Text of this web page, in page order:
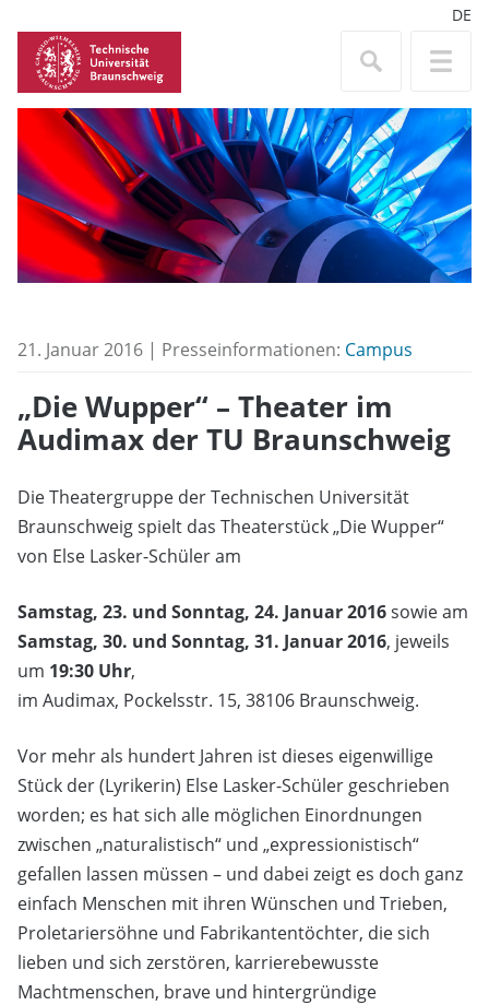
DE
21. Januar 2016 | Presseinformationen: Campus
„Die Wupper“ – Theater im
Audimax der TU Braunschweig
Die Theatergruppe der Technischen Universität
Braunschweig spielt das Theaterstück „Die Wupper“
von Else Lasker-Schüler am
Samstag, 23. und Sonntag, 24. Januar 2016sowie am
Samstag, 30. und Sonntag, 31. Januar 2016, jeweils
um 19:30 Uhr,
im Audimax, Pockelsstr. 15, 38106 Braunschweig.
Vor mehr als hundert Jahren ist dieses eigenwillige
Stück der (Lyrikerin) Else Lasker-Schüler geschrieben
worden; es hat sich alle möglichen Einordnungen
zwischen „naturalistisch“ und „expressionistisch“
gefallen lassen müssen – und dabei zeigt es doch ganz
einfach Menschen mit ihren Wünschen und Trieben,
Proletariersöhne und Fabrikantentöchter, die sich
lieben und sich zerstören, karrierebewusste
Machtmenschen, brave und hintergründige